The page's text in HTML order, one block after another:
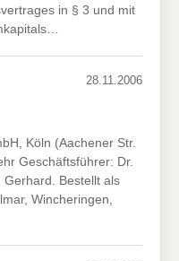
in § 3 und mit
28.11.2006
Köln (Aachener Str.
Geschäftsführer: Dr.
Bestellt als
Wincheringen,